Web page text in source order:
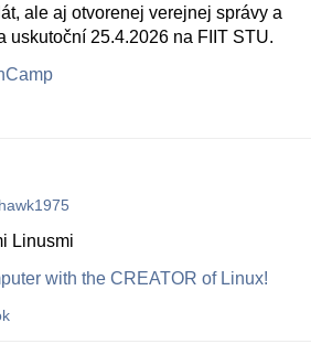
ale aj otvorenej verejnej správy a
uskutoční 25.4.2026 na FIIT STU.
Linusmi
with the CREATOR of Linux!